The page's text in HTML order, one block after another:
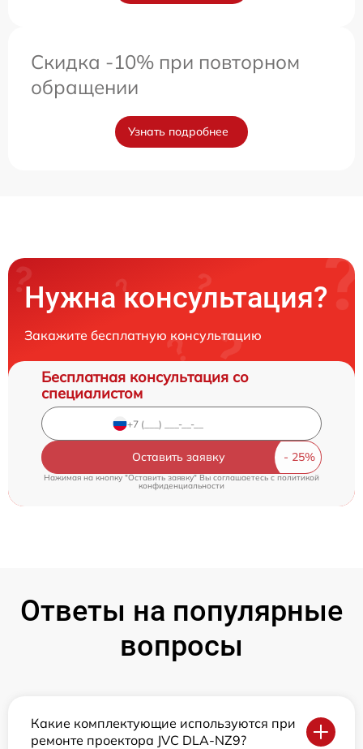
Скидка -10% при повторном
обращении
Узнать подробнее
Нужна консультация?
Закажите бесплатную консультацию
Бесплатная консультация со
специалистом
Оставить заявку
Нажимая на кнопку "Оставить заявку" Вы соглашаетесь cполитикой
конфиденциальности
Ответы на популярные
вопросы
Какие комплектующие используются при
ремонте проектора JVC DLA-NZ9?